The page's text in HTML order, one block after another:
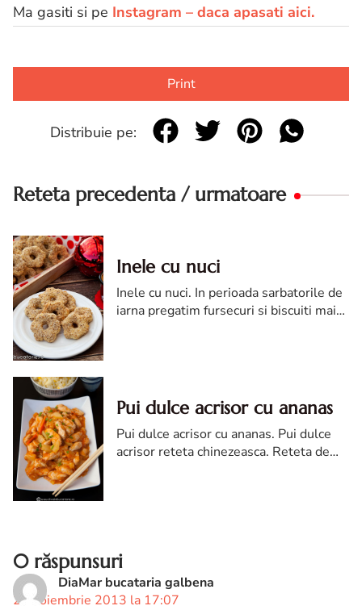
Ma gasiti si pe Instagram – daca apasati aici.
Print
Distribuie pe:
Reteta precedenta / urmatoare
Inele cu nuci
Inele cu nuci. In perioada sarbatorile de
iarna pregatim fursecuri si biscuiti mai
Pui dulce acrisor cu ananas
Pui dulce acrisor cu ananas. Pui dulce
acrisor reteta chinezeasca. Reteta de
0 răspunsuri
DiaMar bucataria galbena
23 noiembrie 2013 la 17:07